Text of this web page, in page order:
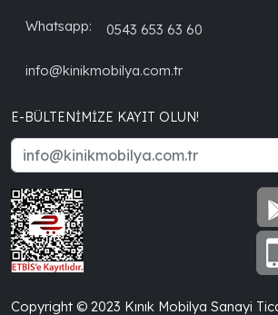
Whatsapp: 0543 653 63 60
info@kinikmobilya.com.tr
E-BÜLTENIMIZE KAYIT OLUN!
Copyright © 2023 Kınık Mobilya Sanayi